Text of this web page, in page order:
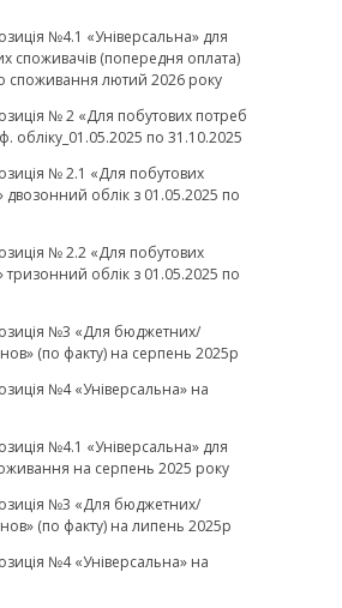
№4.1 «Універсальна» для
споживачів (попередня оплата)
споживання лютий 2026 року
№ 2 «Для побутових потреб
обліку_01.05.2025 по 31.10.2025
№ 2.1 «Для побутових
двозонний облік з 01.05.2025 по
№ 2.2 «Для побутових
тризонний облік з 01.05.2025 по
№3 «Для бюджетних/
(по факту) на серпень 2025р
№4 «Універсальна» на
№4.1 «Універсальна» для
на серпень 2025 року
№3 «Для бюджетних/
(по факту) на липень 2025р
№4 «Універсальна» на